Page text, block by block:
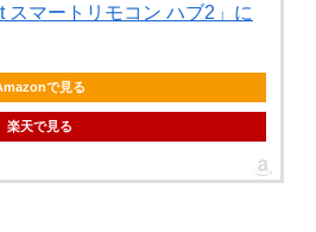
スマートリモコン ハブ2」に
で見る
楽天で見る